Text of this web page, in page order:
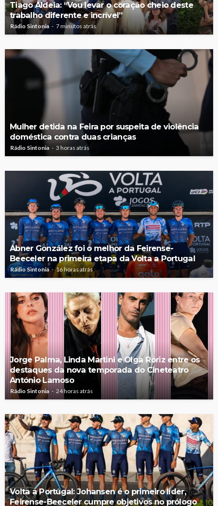
Tiago Aldeia: “Vou levar o coração cheio deste
trabalho diferente e incrível”
Rádio Sintonia 7 minutos atrás
Mulher detida na Feira por suspeita de violência
doméstica contra duas crianças
Rádio Sintonia 3 horas atrás
Abner González foi o melhor da Feirense-
Beeceler na primeira etapa da Volta a Portugal
Rádio Sintonia 16 horas atrás
Jorge Palma, Linda Martini e Olga Roriz entre os
destaques da nova temporada do Cineteatro
António Lamoso
Rádio Sintonia 24 horas atrás
Volta a Portugal: Johansen é o primeiro líder,
Feirense-Beeceler cumpre objetivos no prólogo